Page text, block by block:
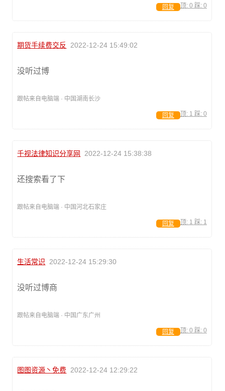
顶: 0 踩: 0
回复
期货手续费交反 2022-12-24 15:49:02
没听过博
跟帖来自电脑端 · 中国湖南长沙
顶: 1 踩: 0
回复
千视法律知识分享网 2022-12-24 15:38:38
还搜索看了下
跟帖来自电脑端 · 中国河北石家庄
顶: 1 踩: 1
回复
生活常识 2022-12-24 15:29:30
没听过博商
跟帖来自电脑端 · 中国广东广州
顶: 0 踩: 0
回复
图图资源丶免费 2022-12-24 12:29:22